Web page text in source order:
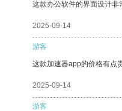
这款办公软件的界面设计非
2025-09-14
游客
这款加速器app的价格有点
2025-09-14
游客